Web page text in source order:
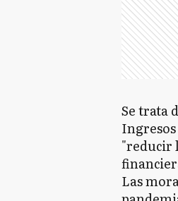
Se trata
"reducir
Las